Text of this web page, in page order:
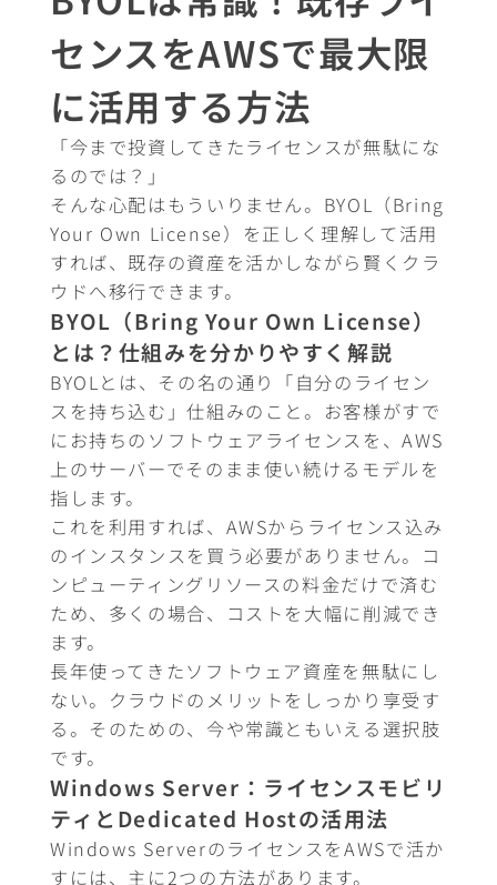
センスをAWSで最大限
に活用する方法
「今まで投資してきたライセンスが無駄にな
るのでは？」
そんな心配はもういりません。BYOL（Bring
Your Own License）を正しく理解して活用
すれば、既存の資産を活かしながら賢くクラ
ウドへ移行できます。
BYOL（Bring Your Own License）
とは？仕組みを分かりやすく解説
BYOLとは、その名の通り「自分のライセン
スを持ち込む」仕組みのこと。お客様がすで
にお持ちのソフトウェアライセンスを、AWS
上のサーバーでそのまま使い続けるモデルを
指します。
これを利用すれば、AWSからライセンス込み
のインスタンスを買う必要がありません。コ
ンピューティングリソースの料金だけで済む
ため、多くの場合、コストを大幅に削減でき
ます。
長年使ってきたソフトウェア資産を無駄にし
ない。クラウドのメリットをしっかり享受す
る。そのための、今や常識ともいえる選択肢
です。
Windows Server：ライセンスモビリ
ティとDedicated Hostの活用法
Windows ServerのライセンスをAWSで活か
すには、主に2つの方法があります。